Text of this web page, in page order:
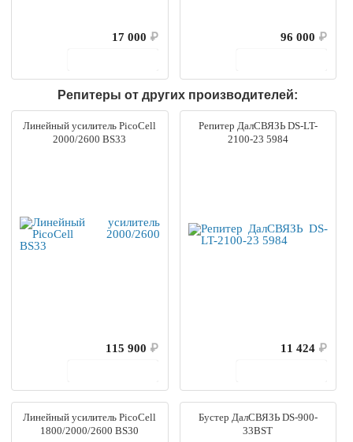
17 000 ₽
96 000 ₽
Репитеры от других производителей:
Линейный усилитель PicoCell
2000/2600 BS33
115 900 ₽
Репитер ДалСВЯЗЬ DS-LT-
2100-23 5984
11 424 ₽
Линейный усилитель PicoCell
1800/2000/2600 BS30
Бустер ДалСВЯЗЬ DS-900-
33BST